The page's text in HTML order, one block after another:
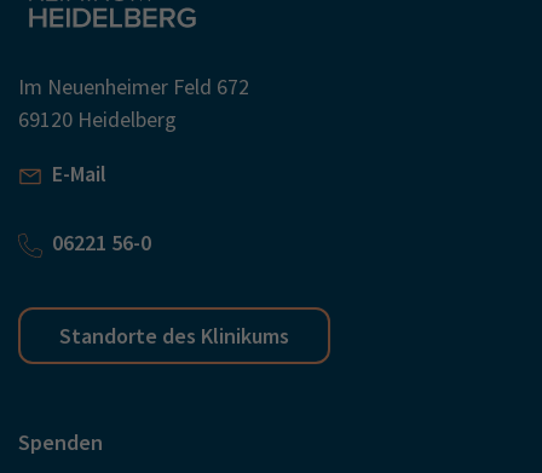
Im Neuenheimer Feld 672
69120 Heidelberg
E-Mail
06221 56-0
Standorte des Klinikums
Spenden